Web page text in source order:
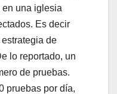
una iglesia
Es decir
de
lo reportado, un
de pruebas.
pruebas por día,